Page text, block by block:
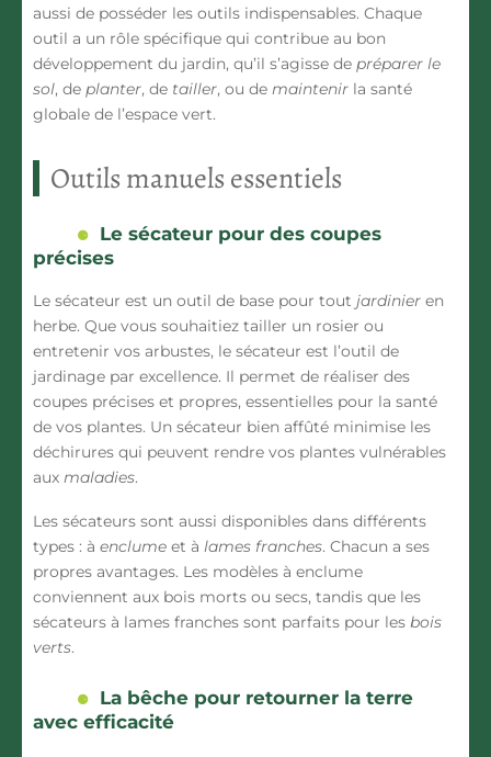
aussi de posséder les outils indispensables. Chaque
outil a un rôle spécifique qui contribue au bon
développement du jardin, qu’il s’agisse de préparer le
sol, de planter, de tailler, ou de maintenir la santé
globale de l’espace vert.
Outils manuels essentiels
Le sécateur pour des coupes
précises
Le sécateur est un outil de base pour tout jardinier en
herbe. Que vous souhaitiez tailler un rosier ou
entretenir vos arbustes, le sécateur est l’outil de
jardinage par excellence. Il permet de réaliser des
coupes précises et propres, essentielles pour la santé
de vos plantes. Un sécateur bien affûté minimise les
déchirures qui peuvent rendre vos plantes vulnérables
aux maladies.
Les sécateurs sont aussi disponibles dans différents
types : à enclume et à lames franches. Chacun a ses
propres avantages. Les modèles à enclume
conviennent aux bois morts ou secs, tandis que les
sécateurs à lames franches sont parfaits pour les bois
verts.
La bêche pour retourner la terre
avec efficacité